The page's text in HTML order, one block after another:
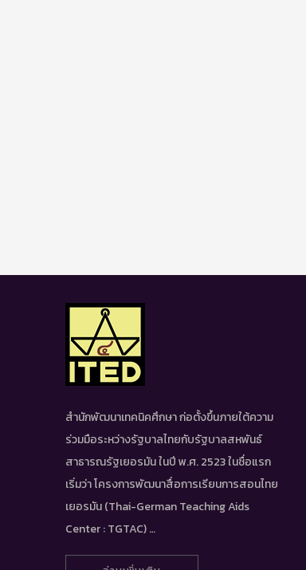
สำนักพัฒนาเทคนิคศึกษา ก่อตั้งขึ้นภายใต้ความ
ร่วมมือระหว่างรัฐบาลไทยกับรัฐบาลสหพันธ์
สาธารณรัฐเยอรมัน ในปี พ.ศ. 2523 ในชื่อแรก
เริ่มว่า โครงการพัฒนาสื่อการเรียนการสอนไทย
เยอรมัน (Thai-German Teaching Aids
Center : TGTAC) …